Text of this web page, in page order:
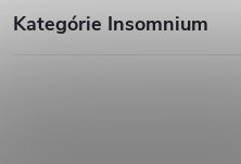
Kategórie Insomnium